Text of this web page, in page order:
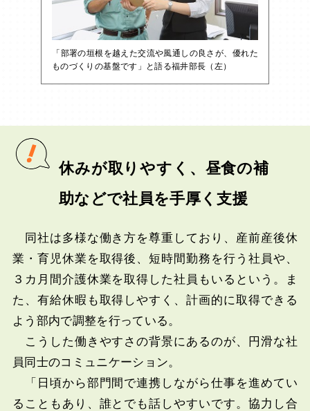
「部署の垣根を越えた交流や風通しの良さが、優れた
ものづくりの基盤です」と語る福井部長（左）
休みが取りやすく、昼食の補
助などで社員を手厚く支援
同社は多様な働き方を尊重しており、産前産後休
業・育児休業を取得後、短時間勤務を行う社員や、
３カ月間介護休業を取得した社員もいるという。ま
た、有給休暇も取得しやすく、計画的に取得できる
よう部内で調整を行っている。
こうした働きやすさの背景にあるのが、円滑な社
員同士のコミュニケーション。
「日頃から部門間で連携しながら仕事を進めてい
ることもあり、誰とでも話しやすいです。協力し合